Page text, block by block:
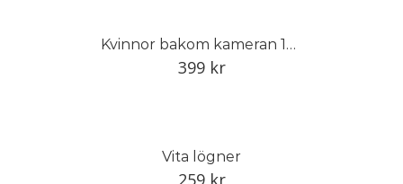
Kvinnor bakom kameran 1848–1968
399 kr
Vita lögner
259 kr